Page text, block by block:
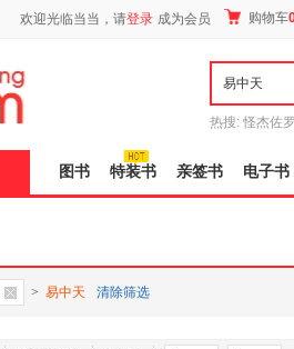
欢迎光临当当，请登录 成为会员 购物车
热搜: 怪杰佐
图书 特装书 亲签书 电子书
> 易中天 清除筛选